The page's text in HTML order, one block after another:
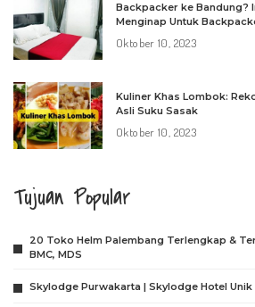
Backpacker ke Bandung?
Menginap Untuk
Oktober 10, 2023
Kuliner Khas Lombok:
Asli Suku Sasak
Oktober 10, 2023
Tujuan Popular
20 Toko Helm Palembang Terlengkap &
BMC, MDS
Skylodge Purwakarta | Skylodge Hotel Unik